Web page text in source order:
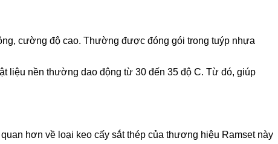
cường độ cao. Thường được đóng gói trong tuýp nhựa
liệu nền thường dao động từ 30 đến 35 độ C. Từ đó, giúp
hơn về loại keo cấy sắt thép của thương hiệu Ramset này